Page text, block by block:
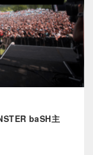
baSH主